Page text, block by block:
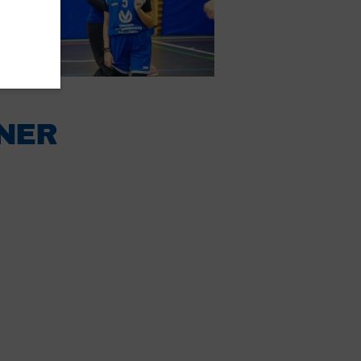
1873 Frankonia Nürnberg
4
Nürnberg
923 89 96-0